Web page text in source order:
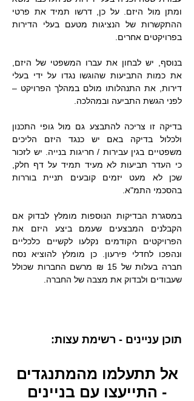
ומתן מול היזם. על כן, דרשו תמיד את פרטי
ההתקשרות של הנציגות מטעם בעלי הדירות
בפרויקטים אחרים.
בנוסף, יש לבחון את עברו המשפטי של היזם,
את כמות התביעות שהוגשו נגדו על ידי בעלי
דירות, את התנהלותו מולם במהלך הפרויקט –
לפני הגשת התביעה ובמהלכה.
בדיקה זו צריכה להתבצע גם מול גופי התכנון
ולכלול בדיקה באם יש כנגד היזם הליכים
משפטיים בגין עבירות / חריגות בנייה. יש לזכור
כי העדר תביעות לא מעיד תמיד על דף חלק,
שכן לא מעט יזמים קובעים תניית בוררות
בהסכמי התמ"א.
במסגרת הבדיקות הנוספות מומלץ לבדוק אם
הקבלנים המבצעים שעמם ביצע היזם את
הפרויקטים הקודמים נקלעו לקשיים כלכליים
ונהפכו לחדלי פירעון. כן מומלץ להוציא נסח
חברה בעלות של 15 ₪ מרשם החברות שכולל
שעבודים ולבדוק את מצבה של החברה.
תוכן עניינים - רשימת עצות:
אל תתעלמו מהמתנגדים
- התייעצו עם בניינים